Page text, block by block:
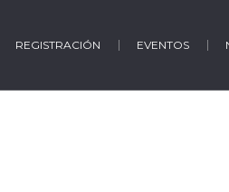
REGISTRACIÓN EVENTOS